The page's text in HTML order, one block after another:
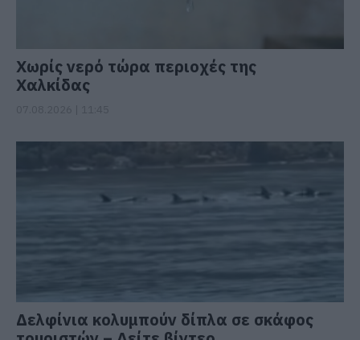
Χωρίς νερό τώρα περιοχές της
Χαλκίδας
Δελφίνια κολυμπούν δίπλα σε σκάφος